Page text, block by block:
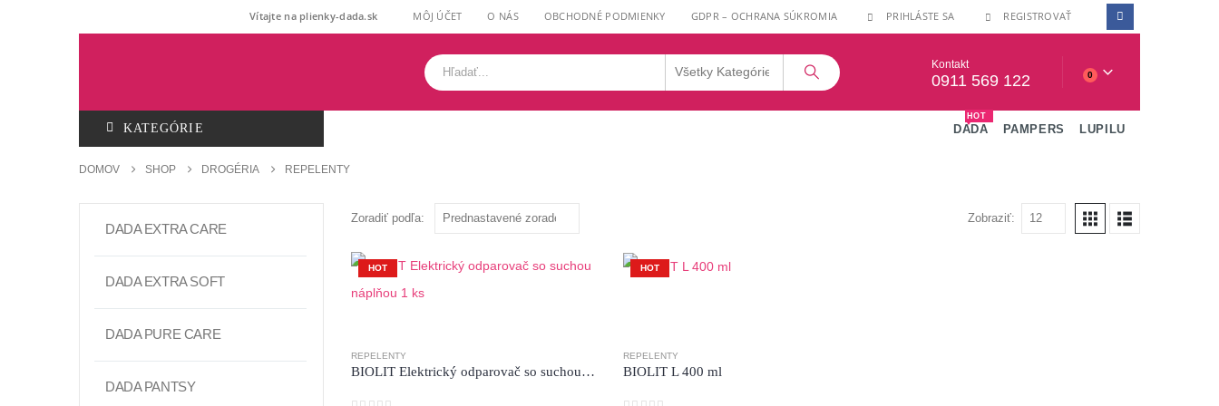
Vítajte na plienky-dada.sk MÔJ ÚČET O NÁS OBCHODNÉ PODMIENKY GDPR – OCHRANA SÚKROMIA PRIHLÁSTE SA REGISTROVAŤ
Kontakt
0911 569 122 0
KATEGÓRIE DADA
HOT
PAMPERS LUPILU
DOMOV SHOP DROGÉRIA REPELENTY
Zoradiť podľa: Zobraziť:
HOT
REPELENTY
BIOLIT Elektrický odparovač so suchou náplňou 1 ks
HOT
REPELENTY
BIOLIT L 400 ml
DADA EXTRA CARE
DADA EXTRA SOFT
DADA PURE CARE
DADA PANTSY